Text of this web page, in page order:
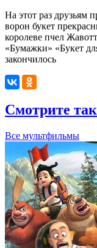
На этот раз друзьям
ворон букет
королеве пчел
«Бумажки» «Букет
закончилось
Смотрите
Все мультфильмы